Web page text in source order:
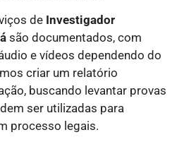
de Investigador
são documentados, com
e vídeos dependendo do
criar um relatório
buscando levantar provas
ser utilizadas para
processo legais.